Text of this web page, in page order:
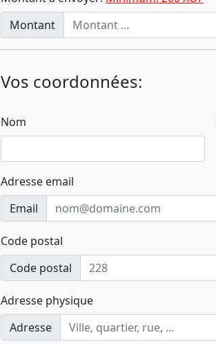
Montant
Vos coordonnées:
Nom
Adresse email
Email
Code postal
Code postal
Adresse physique
Adresse